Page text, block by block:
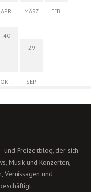
APR. MÄRZ FEB.
40
OKT.
29
SEP.
und Freizeitblog, der sich
Musik und Konzerten,
Vernissagen und